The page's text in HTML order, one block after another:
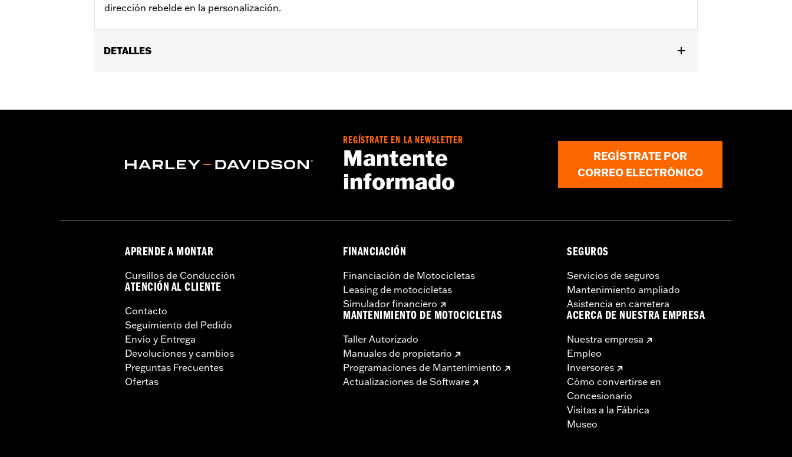
dirección rebelde en la personalización.
DETALLES
Instrucciones de instalación
Se vende por unidades:Par
REGÍSTRATE EN LA NEWSLETTER
Mantente
informado
REGÍSTRATE POR
CORREO ELECTRÓNICO
APRENDE A MONTAR
Cursillos de Conducción
ATENCIÓN AL CLIENTE
Contacto
Seguimiento del Pedido
Envío y Entrega
Devoluciones y cambios
Preguntas Frecuentes
Ofertas
FINANCIACIÓN
Financiación de Motocicletas
Leasing de motocicletas
Simulador financiero
MANTENIMIENTO DE MOTOCICLETAS
Taller Autorizado
Manuales de propietario
Programaciones de Mantenimiento
Actualizaciones de Software
SEGUROS
Servicios de seguros
Mantenimiento ampliado
Asistencia en carretera
ACERCA DE NUESTRA EMPRESA
Nuestra empresa
Empleo
Inversores
Cómo convertirse en
Concesionario
Visitas a la Fábrica
Museo